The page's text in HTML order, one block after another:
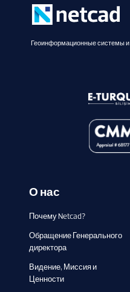
Геоинформационные системы
О нас
Почему Netcad?
Обращение Генерального
директора
Видение, Миссия и
Ценности